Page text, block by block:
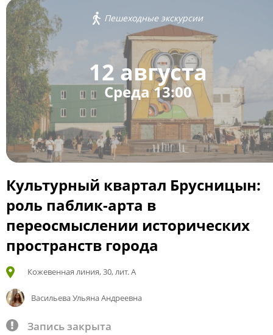
Пешеходные экскурсии
12 августа
Среда 13:00
Культурный квартал Брусницын:
роль паблик-арта в
переосмыслении исторических
пространств города
Кожевенная линия, 30, лит. А
Васильева Ульяна Андреевна
Запись закрыта